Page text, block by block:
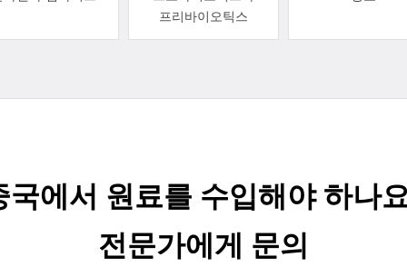
프리바이오틱스
국에서 원료를 수입해야 하나
전문가에게 문의